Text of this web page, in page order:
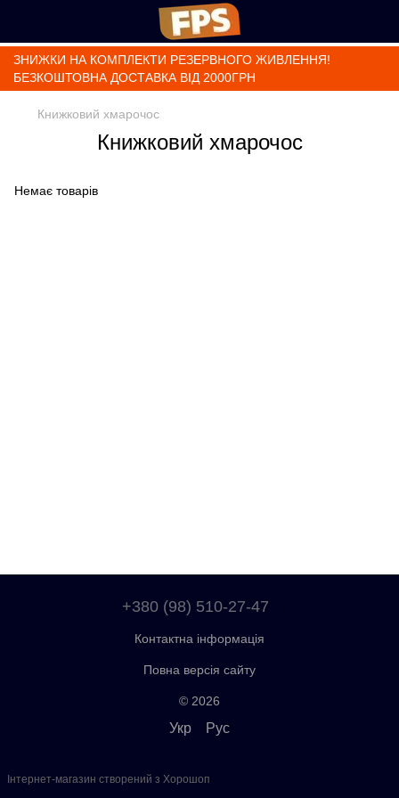
ЗНИЖКИ НА КОМПЛЕКТИ РЕЗЕРВНОГО ЖИВЛЕННЯ!
БЕЗКОШТОВНА ДОСТАВКА ВІД 2000ГРН
Книжковий хмарочос
Книжковий хмарочос
Немає товарів
+380 (98) 510-27-47
Контактна інформація
Повна версія сайту
© 2026
Укр Рус
Інтернет-магазин створений з Хорошоп